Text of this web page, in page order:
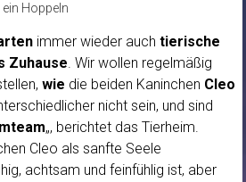
ein Hoppeln
immer wieder auch tierische
Zuhause. Wir wollen regelmäßig
wie die beiden Kaninchen Cleo
nicht sein, und sind
„, berichtet das Tierheim.
Cleo als sanfte Seele
achtsam und feinfühlig ist, aber